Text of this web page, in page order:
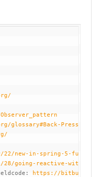
glossary#Back-Pressure
new-in-spring-5-
going-reactive-with-
https://